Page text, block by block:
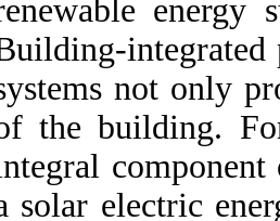
energy
not only
the building.
solar electric